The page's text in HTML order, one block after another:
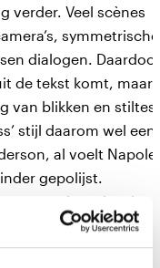
verder. Veel scènes
symmetrische
dialogen. Daardoor
de tekst komt, maar
van blikken en stiltes.
stijl daarom wel
al voelt
gepolijst.
en visuele
van de charme van de